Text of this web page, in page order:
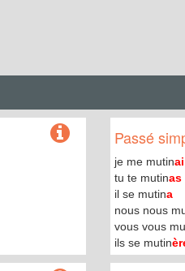
Passé
je me mutinai
tu te mutinas
il se mutina
nous nous
vous vous
ils se mutin